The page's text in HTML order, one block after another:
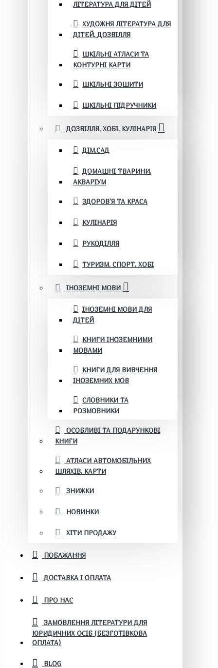
ЛІТЕРАТУРА ДЛЯ ДІТЕЙ
ХУДОЖНЯ ЛІТЕРАТУРА ДЛЯ
ДІТЕЙ. ДОЗВІЛЛЯ
ШКІЛЬНІ АТЛАСИ ТА
КОНТУРНІ КАРТИ
ШКІЛЬНІ ЗОШИТИ
ШКІЛЬНІ ПІДРУЧНИКИ
ДОЗВІЛЛЯ. ХОБІ. КУЛІНАРІЯ
ДІМ.САД
ДОМАШНІ ТВАРИНИ.
АКВАРІУМ
ЗДОРОВ'Я ТА КРАСА
КУЛІНАРІЯ
РУКОДІЛЛЯ
ТУРИЗМ. СПОРТ. ХОБІ
ІНОЗЕМНІ МОВИ
ІНОЗЕМНІ МОВИ ДЛЯ
ДІТЕЙ
КНИГИ ІНОЗЕМНИМИ
МОВАМИ
КНИГИ ДЛЯ ВИВЧЕННЯ
ІНОЗЕМНИХ МОВ
СЛОВНИКИ ТА
РОЗМОВНИКИ
ОСОБЛИВІ ТА ПОДАРУНКОВІ
КНИГИ
АТЛАСИ АВТОМОБІЛЬНИХ
ШЛЯХІВ. КАРТИ
ЗНИЖКИ
НОВИНКИ
ХІТИ ПРОДАЖУ
ПОБАЖАННЯ
ДОСТАВКА І ОПЛАТА
ПРО НАС
ЗАМОВЛЕННЯ ЛІТЕРАТУРИ ДЛЯ
ЮРИДИЧНИХ ОСІБ (БЕЗГОТІВКОВА
ОПЛАТА)
BLOG